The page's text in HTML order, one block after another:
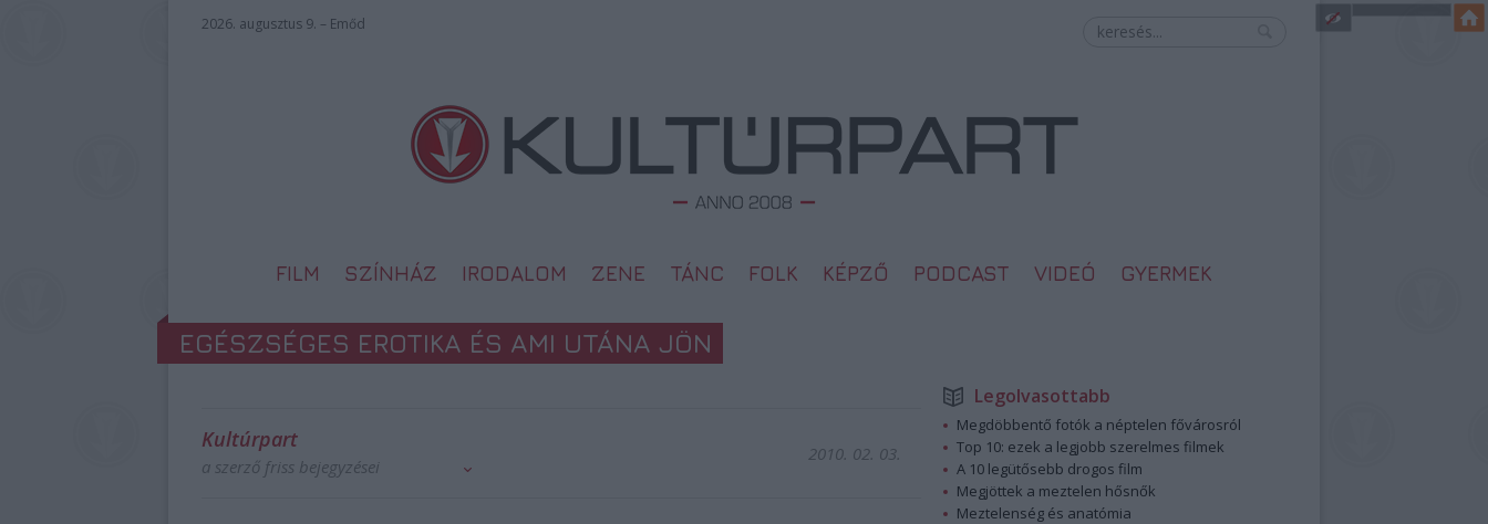
2026. augusztus 9. – Emőd
FILM SZÍNHÁZ IRODALOM ZENE TÁNC FOLK KÉPZŐ PODCAST VIDEÓ GYERMEK
EGÉSZSÉGES EROTIKA ÉS AMI UTÁNA JÖN
Kultúrpart
a szerző friss bejegyzései
2010. 02. 03.
Legolvasottabb
Megdöbbentő fotók a néptelen fővárosról
Top 10: ezek a legjobb szerelmes filmek
A 10 legütősebb drogos film
Megjöttek a meztelen hősnők
Meztelenség és anatómia